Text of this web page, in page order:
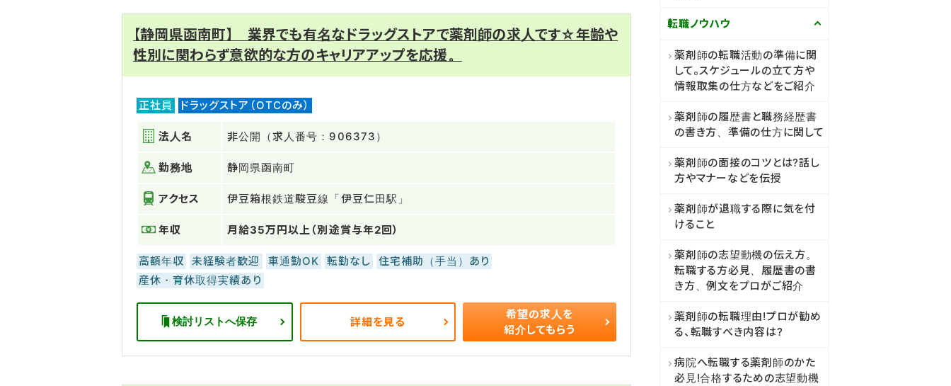
【静岡県函南町】 業界でも有名なドラッグストアで薬剤師の求人です☆年齢や
性別に関わらず意欲的な方のキャリアアップを応援。
正社員 ドラッグストア（OTCのみ）
法人名 非公開（求人番号：906373）
勤務地 静岡県函南町
アクセス 伊豆箱根鉄道駿豆線「伊豆仁田駅」
年収 月給35万円以上（別途賞与年2回）
高額年収 未経験者歓迎 車通勤OK 転勤なし
住宅補助（手当）あり
産休・育休取得実績あり
検討リストへ保存 詳細を見る
希望の求人を
紹介してもらう
転職ノウハウ
薬剤師の転職活動の準備に関
して。スケジュールの立て方や
情報取集の仕方などをご紹介
薬剤師の履歴書と職務経歴書
の書き方、準備の仕方に関して
薬剤師の面接のコツとは?話し
方やマナーなどを伝授
薬剤師が退職する際に気を付
けること
薬剤師の志望動機の伝え方。
転職する方必見、履歴書の書
き方、例文をプロがご紹介
薬剤師の転職理由!プロが勧め
る、転職すべき内容は?
病院へ転職する薬剤師のかた
必見!合格するための志望動機